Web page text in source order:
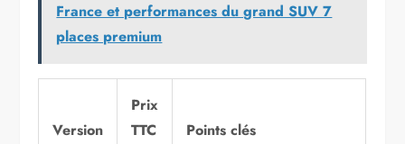
France et performances du grand SUV 7
places premium
Version
Prix
TTC
Points clés